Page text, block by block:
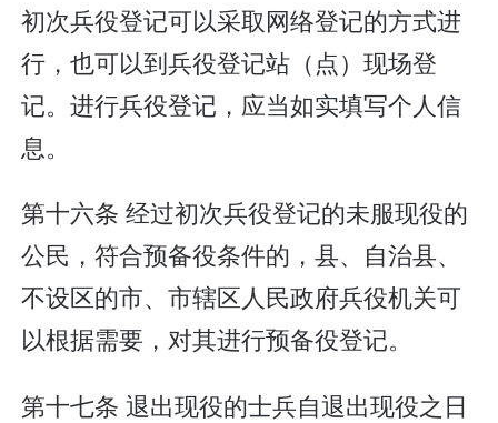
初次兵役登记可以采取网络登记的方式进
行，也可以到兵役登记站（点）现场登
记。进行兵役登记，应当如实填写个人信
息。
第十六条 经过初次兵役登记的未服现役的
公民，符合预备役条件的，县、自治县、
不设区的市、市辖区人民政府兵役机关可
以根据需要，对其进行预备役登记。
第十七条 退出现役的士兵自退出现役之日